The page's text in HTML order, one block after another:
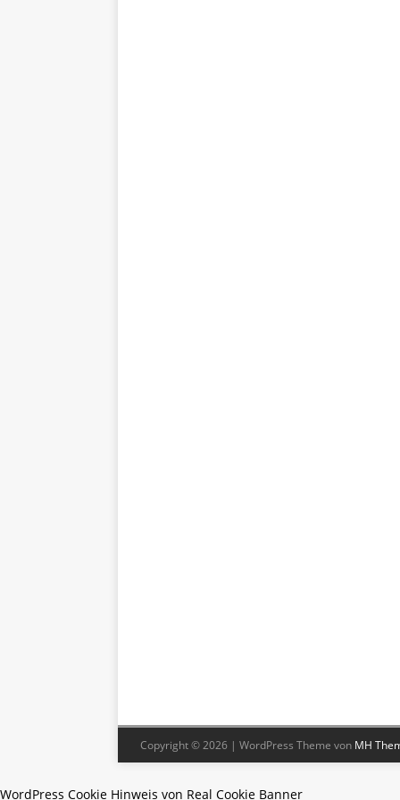
Copyright © 2026 | WordPress Theme von MH
WordPress Cookie Hinweis von Real Cookie Banner